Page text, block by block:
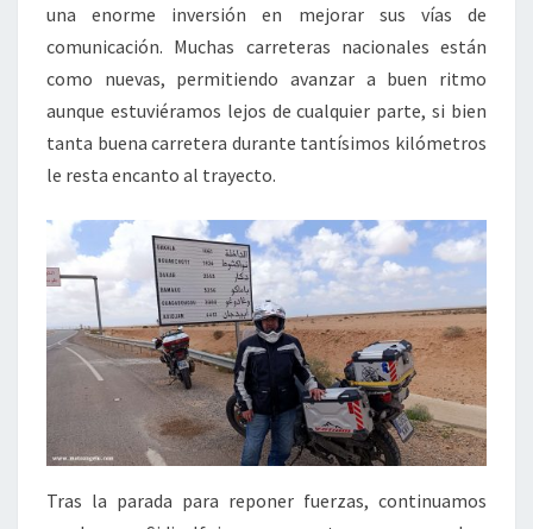
una enorme inversión en mejorar sus vías de
comunicación. Muchas carreteras nacionales están
como nuevas, permitiendo avanzar a buen ritmo
aunque estuviéramos lejos de cualquier parte, si bien
tanta buena carretera durante tantísimos kilómetros
le resta encanto al trayecto.
Tras la parada para reponer fuerzas, continuamos